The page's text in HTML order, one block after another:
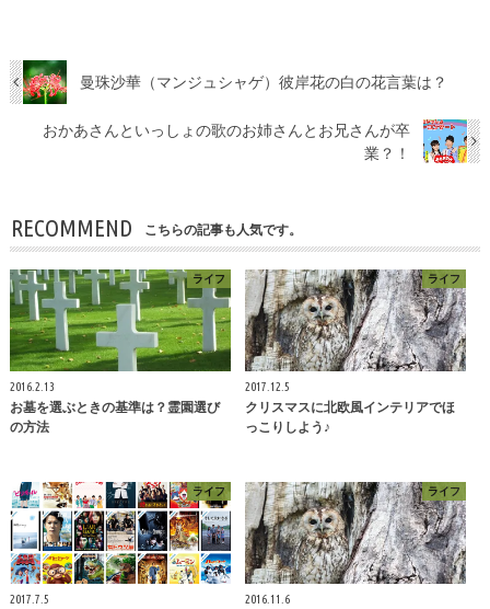
曼珠沙華（マンジュシャゲ）彼岸花の白の花言葉は？
おかあさんといっしょの歌のお姉さんとお兄さんが卒
業？！
RECOMMEND こちらの記事も人気です。
ライフ
2016.2.13
お墓を選ぶときの基準は？霊園選び
の方法
ライフ
2017.12.5
クリスマスに北欧風インテリアでほ
っこりしよう♪
ライフ
2017.7.5
ライフ
2016.11.6